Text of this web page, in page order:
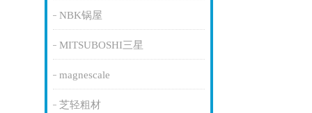
NBK锅屋
MITSUBOSHI三星
magnescale
芝轻粗材